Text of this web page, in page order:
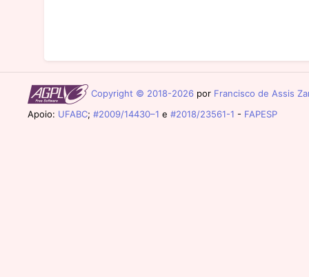
Copyright © 2018-2026 por Francisco de Assis
Apoio: UFABC; #2009/14430–1 e #2018/23561-1 - FAPESP